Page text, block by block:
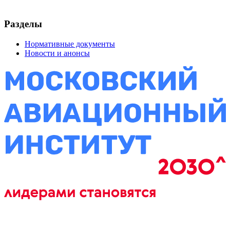
Разделы
Нормативные документы
Новости и анонсы